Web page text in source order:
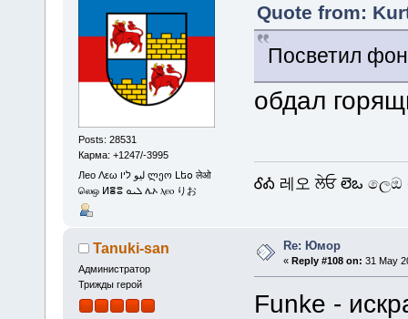
Posts: 28531
Карма: +1247/-3995
Лео Λεω ليو ליו ლეო Լեօ लेओ
லெஒ ⵍⴻⵓ ܠܝܘ ሌኦ ⲗⲉⲟ りお
Quote from:
Посветил
обдал
ᎴᎣ 레오 ਲੇਓ లెఒ
Tanuki-san
Администратор
Трижды герой
Re: Юмор
«Reply #108 on: 31 May
Funke -